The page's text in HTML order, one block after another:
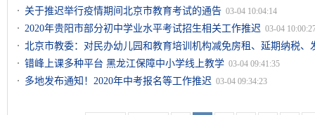
关于推迟举行疫情期间北京市教育考试的通告 03-04 10:04:14
2020年贵阳市部分初中学业水平考试招生相关工作推迟 03-04
北京市教委：对民办幼儿园和教育培训机构减免房租、延期纳税、
错峰上课多种平台 黑龙江保障中小学线上教学 03-04 09:41:35
多地发布通知！2020年中考报名等工作推迟 03-04 09:34:23